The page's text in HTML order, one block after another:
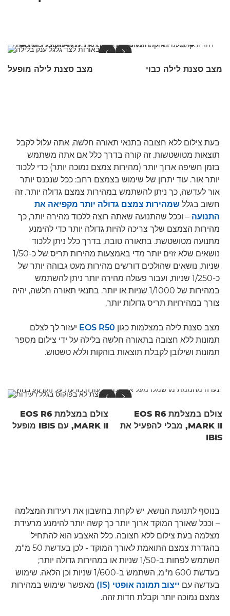
מצב סצנת לילה כבוי מצב סצנת לילה מופעל
בעת צילום ללא חצובה בתנאי תאורה חלשה, אתה עלול לקבל
תוצאות מטושטשות. זה קורה בדרך כלל אם אתה משתמש
בזמן חשיפה ארוך יותר (מהירות צמצם נמוכה יותר) כדי ללכוד
יותר אור. עוד יתרון של שימוש בצמצם רחב: ככל שנכנס יותר
אור לעדשה, כך ניתן להשתמש במהירות צמצם גדולה יותר. זה
חשוב בגלל שמהירות צמצם גדולה יותר מקפיאה את
התנועה – וככל שהתנועה שאתה רוצה ללכוד מהירה יותר, כך
מהירות הצמצם שלך צריכה להיות גדולה יותר כדי להימנע
מתנועה מטושטשת. בתאורה טובה, בדרך כלל ניתן ללכוד
נושאים שלא זזים יותר מדי באמצעות מהירות תריס של כ-1/50
שניות, נושאים שהולכים דורשים מהירות מעט גבוהה יותר של
כ-1/250 שניות, ועבור פעולה מהירה יותר ניתן להשתמש
במהירות של 1/1000 שניות או יותר. בתנאי תאורה חלשה, יהיה
צורך במהירויות תריס גדולות יותר.
מצב סצנת לילה במצלמות כגון EOS R50 יעזור לך לצלם
תמונות ללא חצובה בתאורה חלשה בלילה על ידי צילום מספר
תמונות ושילובן לקבלת תוצאות בוהקות וללא טשטוש.
צולם במצלמת EOS R6
MARK II, מבלי להפעיל את
IBIS
צולם במצלמת EOS R6
MARK II, עם IBIS מופעל
בנוסף לתנועת הנושא, יש לקחת בחשבון את רעידות המצלמה
– וככל שאורך המוקד ארוך יותר כך קשה יותר להימנע מרעידת
מצלמה בעת צילום ללא חצובה. כלל האצבע הוא להתחיל
בהגדרת צמצם התואמת לאורך המוקד - לכן בעדשת 50 מ"מ,
השתמש לפחות ב-1/50 שניות או במהירות גדולה יותר;
בעדשת 600 מ"מ, השתמש ב-1/600 שניות וכן הלאה. שימוש
בעדשה עם ייצוב תמונה אופטי (IS)
מאפשר שימוש במהירות
צמצם נמוכה יותר וקבלת חדות זהה.